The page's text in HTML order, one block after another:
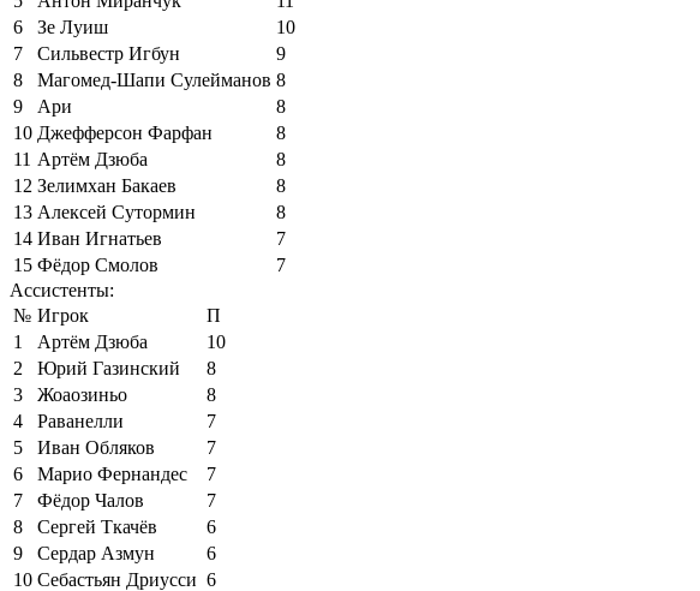
6
Зе Луиш
10
7
Сильвестр Игбун
9
8
Магомед-Шапи Сулейманов 8
9
Ари
8
10 Джефферсон Фарфан
8
11 Артём Дзюба
8
12 Зелимхан Бакаев
8
13 Алексей Сутормин
8
14 Иван Игнатьев
7
15 Фёдор Смолов
7
Ассистенты:
№ Игрок
П
1
Артём Дзюба
10
2
Юрий Газинский
8
3
Жоаозиньо
8
4
Раванелли
7
5
Иван Обляков
7
6
Марио Фернандес
7
7
Фёдор Чалов
7
8
Сергей Ткачёв
6
9
Сердар Азмун
6
10 Себастьян Дриусси 6